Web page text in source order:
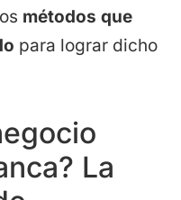
métodos que
para lograr dicho
La